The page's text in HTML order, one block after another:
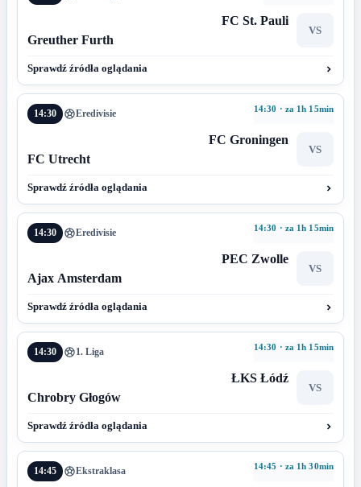
FC St. Pauli
VS
Greuther Furth
Sprawdź źródła oglądania
14:30 Eredivisie 14:30 · za 1h 15min
FC Groningen
VS
FC Utrecht
Sprawdź źródła oglądania
14:30 Eredivisie 14:30 · za 1h 15min
PEC Zwolle
VS
Ajax Amsterdam
Sprawdź źródła oglądania
14:30 1. Liga 14:30 · za 1h 15min
ŁKS Łódź
VS
Chrobry Głogów
Sprawdź źródła oglądania
14:45 Ekstraklasa 14:45 · za 1h 30min